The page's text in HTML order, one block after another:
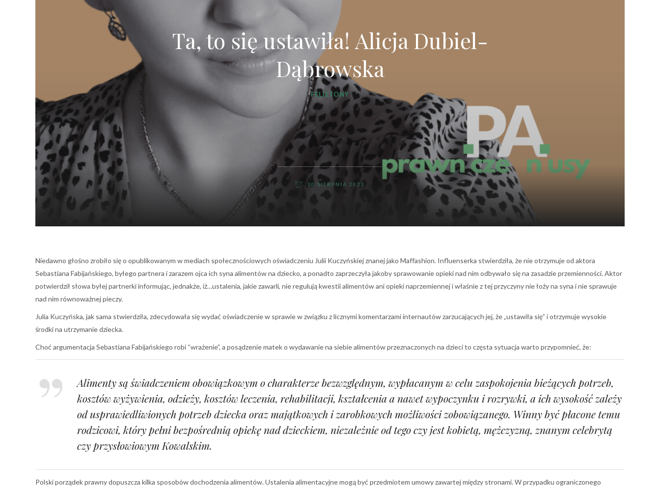
Ta, to się ustawiła! Alicja Dubiel-
Dąbrowska
FELIETONY
30 SIERPNIA 2023
Niedawno głośno zrobiło się o opublikowanym w mediach społecznościowych oświadczeniu Julii Kuczyńskiej znanej jako Maffashion. Influenserka stwierdziła, że nie otrzymuje od aktora
Sebastiana Fabijańskiego, byłego partnera i zarazem ojca ich syna alimentów na dziecko, a ponadto zaprzeczyła jakoby sprawowanie opieki nad nim odbywało się na zasadzie przemienności. Aktor
potwierdził słowa byłej partnerki informując, jednakże, iż…ustalenia, jakie zawarli, nie regulują kwestii alimentów ani opieki naprzemiennej i właśnie z tej przyczyny nie łoży na syna i nie sprawuje
nad nim równoważnej pieczy.
Julia Kuczyńska, jak sama stwierdziła, zdecydowała się wydać oświadczenie w sprawie w związku z licznymi komentarzami internautów zarzucających jej, że „ustawiła się” i otrzymuje wysokie
środki na utrzymanie dziecka.
Choć argumentacja Sebastiana Fabijańskiego robi “wrażenie”, a posądzenie matek o wydawanie na siebie alimentów przeznaczonych na dzieci to częsta sytuacja warto przypomnieć, że:
Alimenty są świadczeniem obowiązkowym o charakterze bezwzględnym, wypłacanym w celu zaspokojenia bieżących potrzeb,
kosztów wyżywienia, odzieży, kosztów leczenia, rehabilitacji, kształcenia a nawet wypoczynku i rozrywki, a ich wysokość zależy
od usprawiedliwionych potrzeb dziecka oraz majątkowych i zarobkowych możliwości zobowiązanego. Winny być płacone temu
rodzicowi, który pełni bezpośrednią opiekę nad dzieckiem, niezależnie od tego czy jest kobietą, mężczyzną, znanym celebrytą
czy przysłowiowym Kowalskim.
Polski porządek prawny dopuszcza kilka sposobów dochodzenia alimentów. Ustalenia alimentacyjne mogą być przedmiotem umowy zawartej między stronami. W przypadku ograniczonego